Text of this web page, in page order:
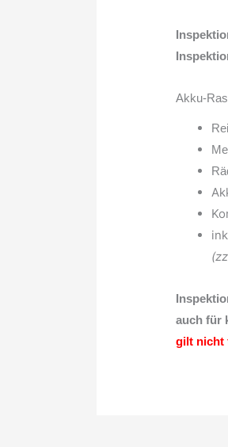
Akku-
auch für
gilt nicht